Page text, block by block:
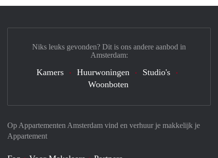
Op Appartementen Amsterdam vind en verhuur je makkelijk je
Appartement
Niks leuks gevonden? Dit is ons andere aanbod in
Amsterdam:
Kamers Huurwoningen
Studio's
Woonboten